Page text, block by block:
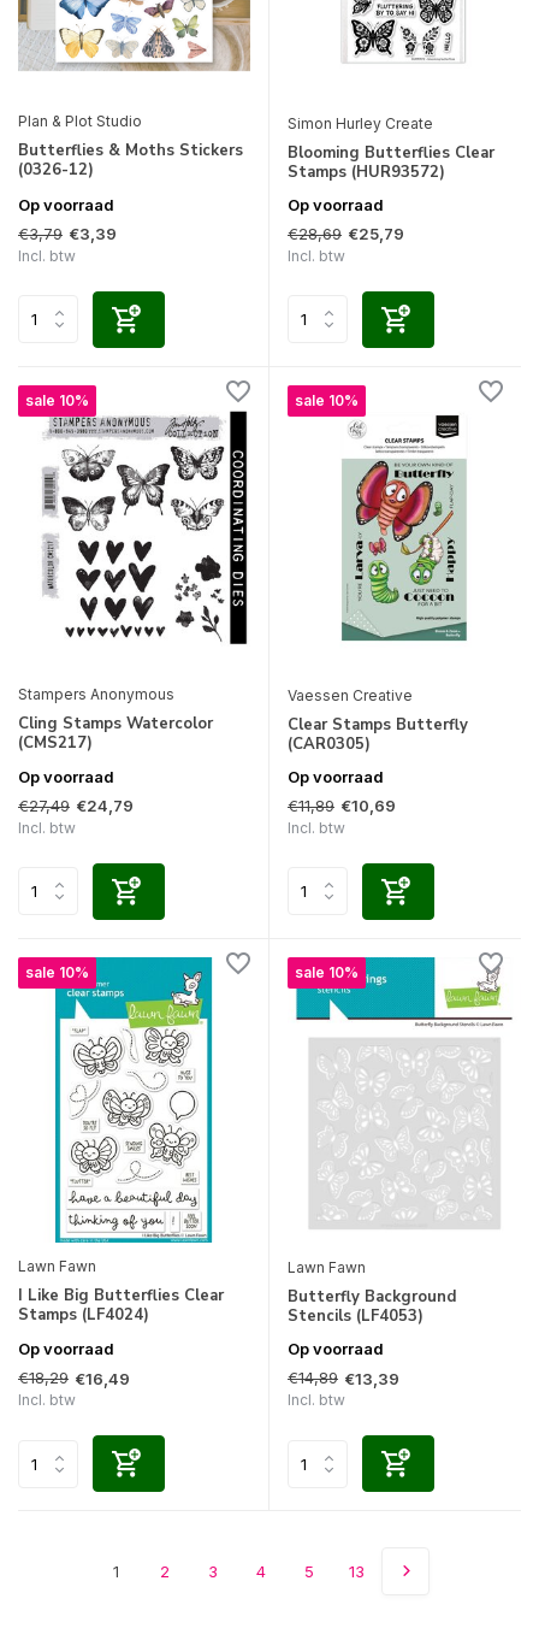
Plan & Plot Studio
Butterflies & Moths Stickers
(0326-12)
Op voorraad
€3,79 €3,39
Incl. btw
Simon Hurley Create
Blooming Butterflies Clear
Stamps (HUR93572)
Op voorraad
€28,69 €25,79
Incl. btw
sale 10%
Stampers Anonymous
Cling Stamps Watercolor
(CMS217)
Op voorraad
€27,49 €24,79
Incl. btw
sale 10%
Vaessen Creative
Clear Stamps Butterfly
(CAR0305)
Op voorraad
€11,89 €10,69
Incl. btw
sale 10%
Lawn Fawn
I Like Big Butterflies Clear
Stamps (LF4024)
Op voorraad
€18,29 €16,49
Incl. btw
sale 10%
Lawn Fawn
Butterfly Background
Stencils (LF4053)
Op voorraad
€14,89 €13,39
Incl. btw
1 2 3 4 5 13